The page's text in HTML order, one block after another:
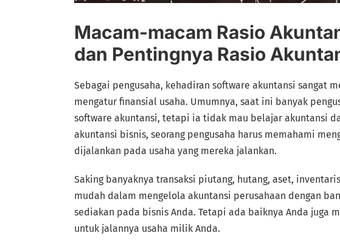
Macam-macam Rasio
dan Pentingnya Rasio
Sebagai pengusaha, kehadiran software akuntansi sangat
mengatur finansial usaha. Umumnya, saat ini banyak
software akuntansi, tetapi ia tidak mau belajar akuntansi
akuntansi bisnis, seorang pengusaha harus memahami
dijalankan pada usaha yang mereka jalankan.
Saking banyaknya transaksi piutang, hutang, aset,
mudah dalam mengelola akuntansi perusahaan dengan
sediakan pada bisnis Anda. Tetapi ada baiknya Anda juga
untuk jalannya usaha milik Anda.